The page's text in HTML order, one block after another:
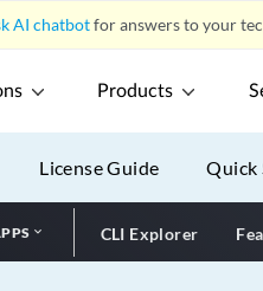
AI chatbotfor answers to your
Products
License Guide Quick
CLI Explorer